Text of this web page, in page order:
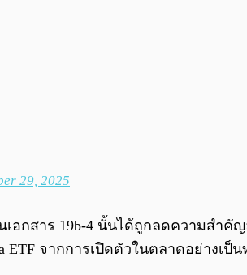
29, 2025
กสาร 19b-4 นั้นได้ถูกลดความสำคั
ETF จากการเปิดตัวในตลาดอย่างเป็น